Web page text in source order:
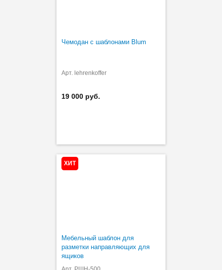
Чемодан с шаблонами Blum
Арт. lehrenkoffer
19 000 руб.
ХИТ
Мебельный шаблон для
разметки направляющих для
ящиков